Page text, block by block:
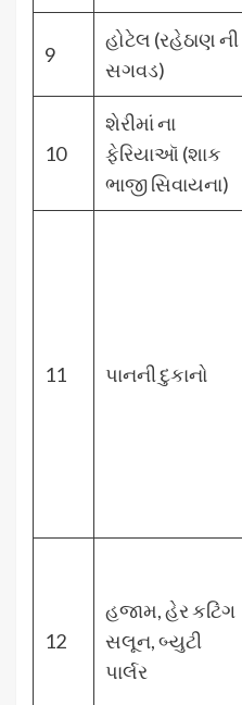
9
હોટેલ (રહેઠાણ ની
સગવડ)
10
શેરીમાં ના
ફેરિયાઑ (શાક
ભાજી સિવાયના)
11 પાનની દુકાનો
12
હજામ, હેર કટિંગ
સલૂન, બ્યુટી
પાર્લર